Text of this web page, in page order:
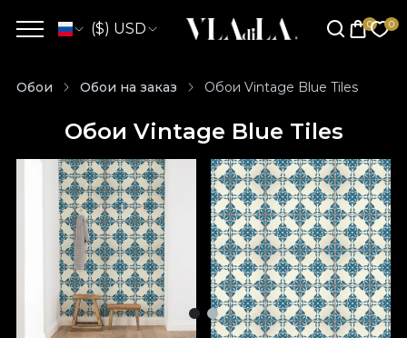
($) USD
Обои Обои на заказ Обои Vintage Blue Tiles
Обои Vintage Blue Tiles